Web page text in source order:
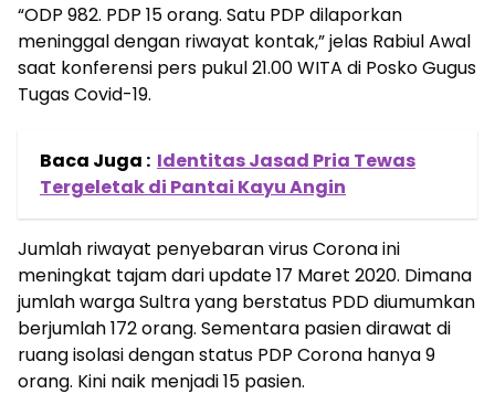
“ODP 982. PDP 15 orang. Satu PDP dilaporkan
meninggal dengan riwayat kontak,” jelas Rabiul Awal
saat konferensi pers pukul 21.00 WITA di Posko Gugus
Tugas Covid-19.
Baca Juga : Identitas Jasad Pria Tewas
Tergeletak di Pantai Kayu Angin
Jumlah riwayat penyebaran virus Corona ini
meningkat tajam dari update 17 Maret 2020. Dimana
jumlah warga Sultra yang berstatus PDD diumumkan
berjumlah 172 orang. Sementara pasien dirawat di
ruang isolasi dengan status PDP Corona hanya 9
orang. Kini naik menjadi 15 pasien.